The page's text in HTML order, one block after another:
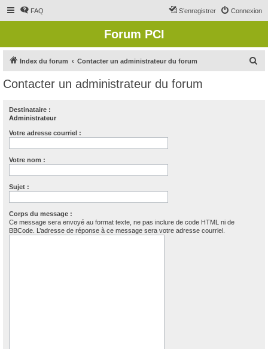
FAQ Connexion
S’enregistrer
Forum PCI
Index du forum Contacter un administrateur du forum
Contacter un administrateur du forum
Destinataire :
Administrateur
Votre adresse courriel :
Votre nom :
Sujet :
Corps du message :
Ce message sera envoyé au format texte, ne pas inclure de code HTML ni de
BBCode. L’adresse de réponse à ce message sera votre adresse courriel.